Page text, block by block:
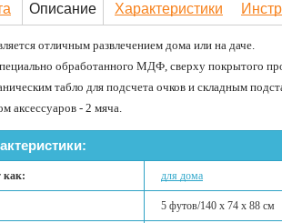
Описание Характеристики
отличным развлечением дома или на даче.
обработанного МДФ, сверху покрытого
табло для подсчета очков и складным
аксессуаров - 2 мяча.
как: для дома
5 футов/140 х 74 х 88 см